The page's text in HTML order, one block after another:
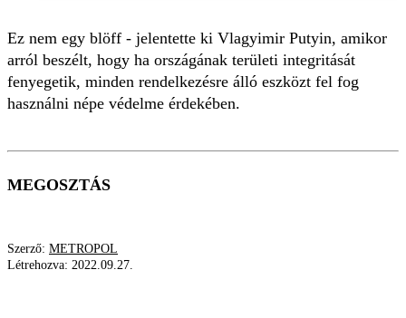
Ez nem egy blöff - jelentette ki Vlagyimir Putyin, amikor
arról beszélt, hogy ha országának területi integritását
fenyegetik, minden rendelkezésre álló eszközt fel fog
használni népe védelme érdekében.
MEGOSZTÁS
Szerző: METROPOL
Létrehozva: 2022.09.27.